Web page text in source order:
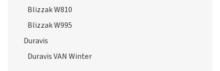
Blizzak W810
Blizzak W995
Duravis
Duravis VAN Winter